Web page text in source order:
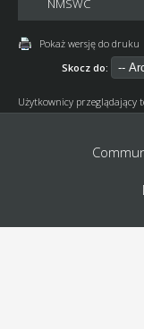
NMSWC
Pokaż wersję do druku
Skocz do:
Użytkownicy przeglądający